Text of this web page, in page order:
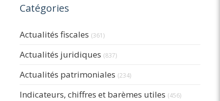
Catégories
Actualités fiscales (361)
Actualités juridiques (837)
Actualités patrimoniales (234)
Indicateurs, chiffres et barèmes utiles (456)